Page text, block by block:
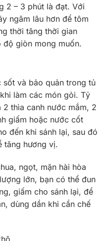
2 – 3 phút là đạt. Với
ngâm lâu hơn để tôm
thời tăng thời gian
độ giòn mong muốn.
sốt và bảo quản trong tủ
làm các món gỏi. Tỷ
2 thìa canh nước mắm, 2
giấm hoặc nước cốt
đến khi sánh lại, sau đó
tăng hương vị.
ngọt, mặn hài hòa
lớn, bạn có thể đun
giấm cho sánh lại, để
dùng dần khi cần chế